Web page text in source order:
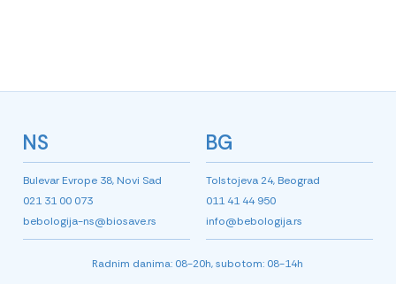
NS
Bulevar Evrope 38, Novi Sad
021 31 00 073
bebologija-ns@biosave.rs
BG
Tolstojeva 24, Beograd
011 41 44 950
info@bebologija.rs
Radnim danima: 08-20h, subotom: 08-14h